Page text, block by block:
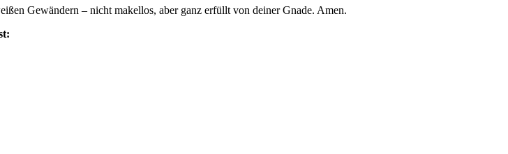
Gewändern – nicht makellos, aber ganz erfüllt von deiner Gnade. Amen.